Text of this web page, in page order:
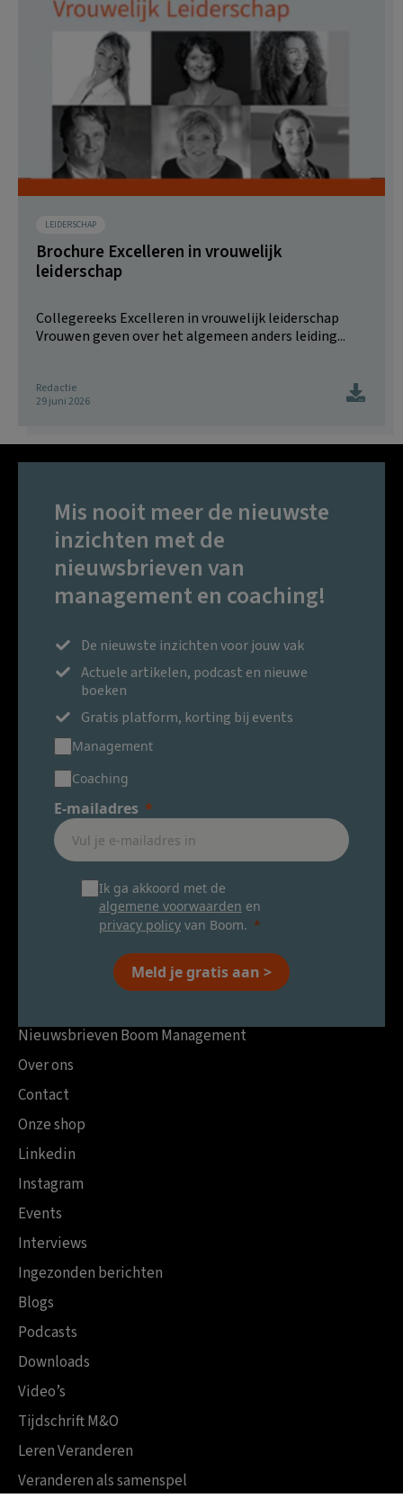
LEIDERSCHAP
Brochure Excelleren in vrouwelijk
leiderschap
Collegereeks Excelleren in vrouwelijk leiderschap
Vrouwen geven over het algemeen anders leiding...
Redactie
29 juni 2026
Mis nooit meer de nieuwste
inzichten met de
nieuwsbrieven van
management en coaching!
De nieuwste inzichten voor jouw vak
Actuele artikelen, podcast en nieuwe
boeken
Gratis platform, korting bij events
Management
Coaching
E-mailadres
Ik ga akkoord met de
algemene voorwaarden en
privacy policy van Boom.
Meld je gratis aan >
Nieuwsbrieven Boom Management
Over ons
Contact
Onze shop
Linkedin
Instagram
Events
Interviews
Ingezonden berichten
Blogs
Podcasts
Downloads
Video’s
Tijdschrift M&O
Leren Veranderen
Veranderen als samenspel